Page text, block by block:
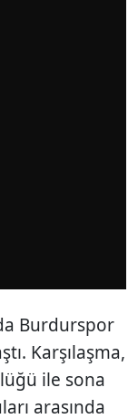
Burdurspor
Karşılaşma,
ile sona
arasında